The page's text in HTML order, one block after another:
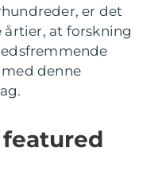
er det
årtier, at forskning
denne